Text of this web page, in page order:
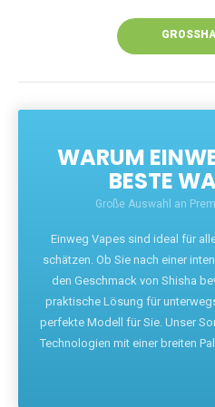
WARUM
BESTE
Große Auswahl an
Einweg Vapes sind ideal für
schätzen. Ob Sie nach einer
den Geschmack von Shisha
praktische Lösung für
perfekte Modell für Sie. Unser
Technologien mit einer breiten